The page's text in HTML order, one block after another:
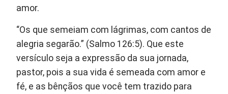
amor.
“Os que semeiam com lágrimas, com cantos de
alegria segarão.” (Salmo 126:5). Que este
versículo seja a expressão da sua jornada,
pastor, pois a sua vida é semeada com amor e
fé, e as bênçãos que você tem trazido para